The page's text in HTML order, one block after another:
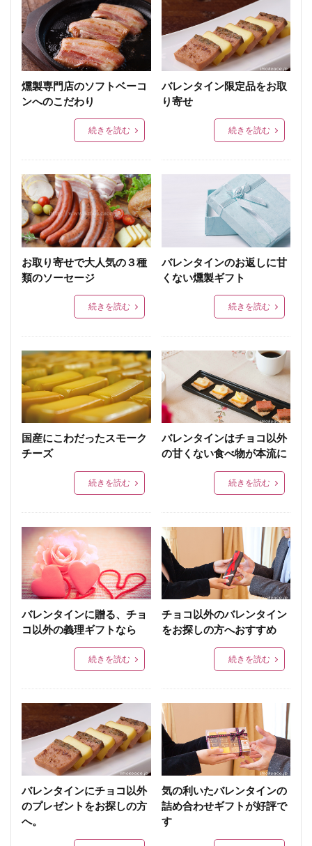
燻製専門店のソフトベーコ
ンへのこだわり
続きを読む
バレンタイン限定品をお取
り寄せ
続きを読む
お取り寄せで大人気の３種
類のソーセージ
続きを読む
バレンタインのお返しに甘
くない燻製ギフト
続きを読む
国産にこわだったスモーク
チーズ
続きを読む
バレンタインはチョコ以外
の甘くない食べ物が本流に
続きを読む
バレンタインに贈る、チョ
コ以外の義理ギフトなら
続きを読む
チョコ以外のバレンタイン
をお探しの方へおすすめ
続きを読む
バレンタインにチョコ以外
のプレゼントをお探しの方
へ。
気の利いたバレンタインの
詰め合わせギフトが好評で
す